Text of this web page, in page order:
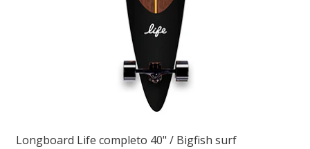
Longboard Life completo 40" / Bigfish surf